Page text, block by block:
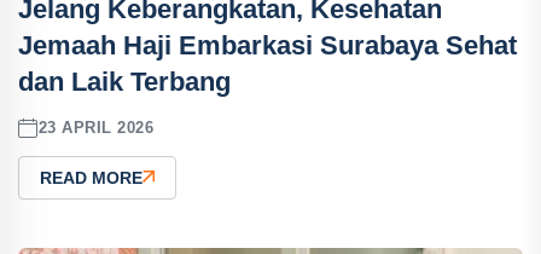
Jelang Keberangkatan, Kesehatan
Jemaah Haji Embarkasi Surabaya Sehat
dan Laik Terbang
23 APRIL 2026
READ MORE